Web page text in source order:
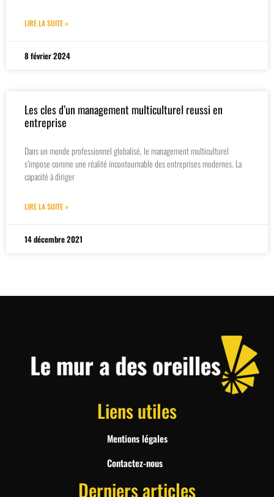
LIRE LA SUITE »
8 février 2024
Les cles d’un management multiculturel reussi en
entreprise
Dans un monde professionnel globalisé, le management multiculturel
s’impose comme une réalité incontournable des entreprises modernes. La
capacité à diriger
LIRE LA SUITE »
14 décembre 2021
Liens utiles
Mentions légales
Contactez-nous
Derniers articles